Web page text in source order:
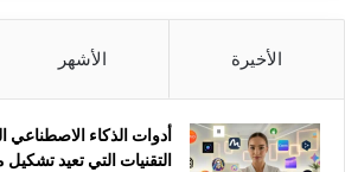
الأخيرة الأشهر
التقنيات التي تعيد